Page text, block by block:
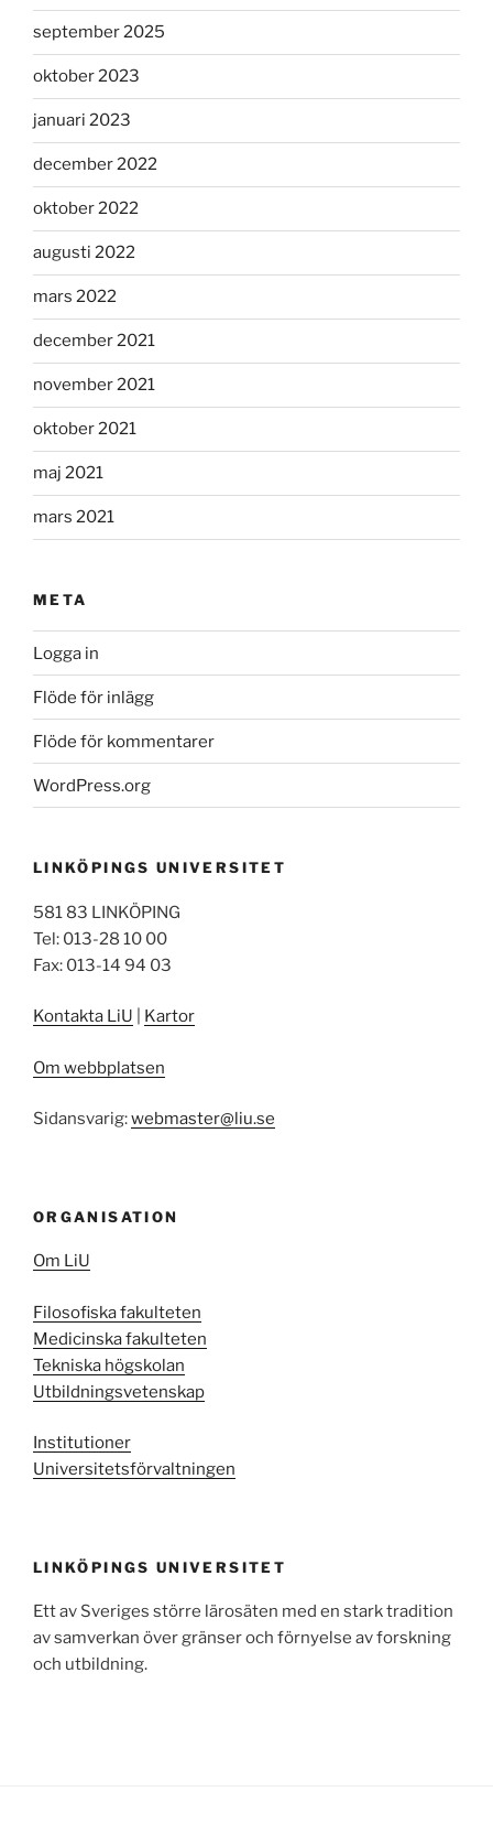
september 2025
oktober 2023
januari 2023
december 2022
oktober 2022
augusti 2022
mars 2022
december 2021
november 2021
oktober 2021
maj 2021
mars 2021
META
Logga in
Flöde för inlägg
Flöde för kommentarer
WordPress.org
LINKÖPINGS UNIVERSITET
581 83 LINKÖPING
Tel: 013-28 10 00
Fax: 013-14 94 03
Kontakta LiU Kartor
Om webbplatsen
Sidansvarig:webmaster@liu.se
ORGANISATION
Om LiU
Filosofiska fakulteten
Medicinska fakulteten
Tekniska högskolan
Utbildningsvetenskap
Institutioner
Universitetsförvaltningen
LINKÖPINGS UNIVERSITET
Ett av Sveriges större lärosäten med en stark tradition
av samverkan över gränser och förnyelse av forskning
och utbildning.